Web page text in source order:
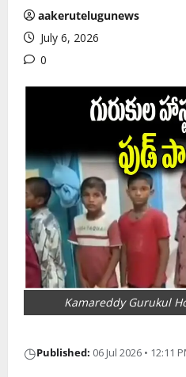
aakerutelugunews
July 6, 2026
0
Kamareddy Gurukul
◷Published: 06 Jul 2026 • 12:11